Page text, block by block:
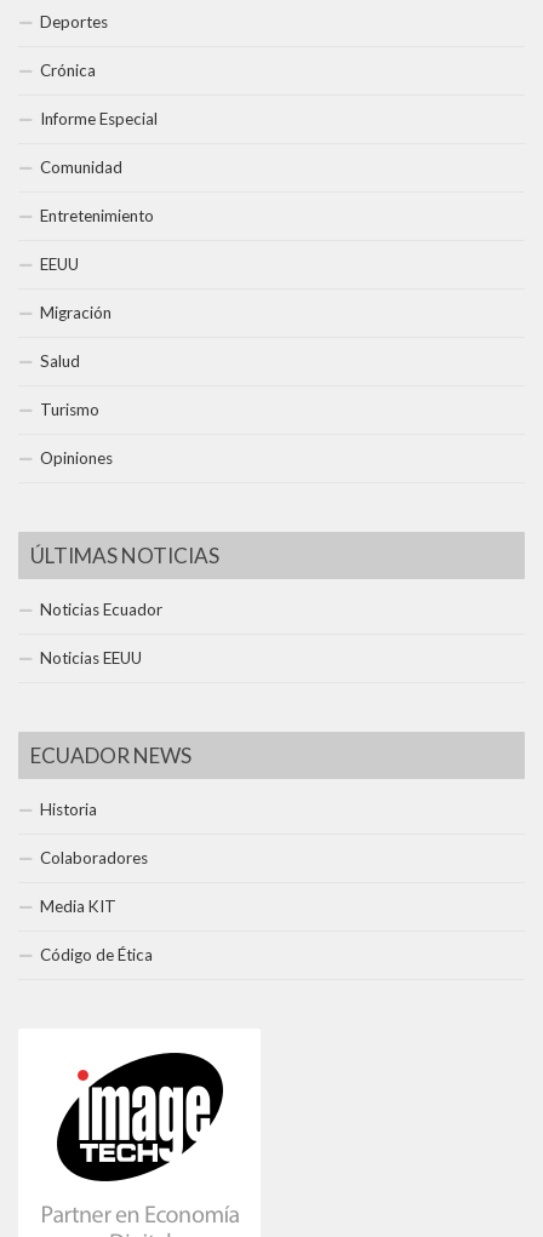
Deportes
Crónica
Informe Especial
Comunidad
Entretenimiento
EEUU
Migración
Salud
Turismo
Opiniones
ÚLTIMAS NOTICIAS
Noticias Ecuador
Noticias EEUU
ECUADOR NEWS
Historia
Colaboradores
Media KIT
Código de Ética